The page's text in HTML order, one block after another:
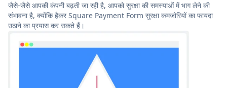
जैसे-जैसे आपकी कंपनी बढ़ती जा रही है, आपको सुरक्षा की समस्याओं में भाग लेने की
संभावना है, क्योंकि हैकर Square Payment Form सुरक्षा कमजोरियों का फायदा
उठाने का प्रयास कर सकते हैं।